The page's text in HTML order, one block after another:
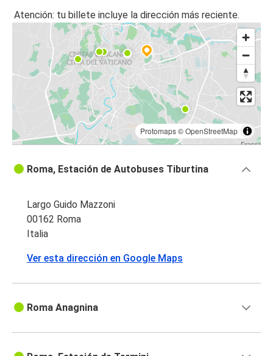
Atención: tu billete incluye la dirección más reciente.
Protomaps©OpenStreetMap
Roma, Estación de Autobuses Tiburtina
Largo Guido Mazzoni
00162 Roma
Italia
Ver esta dirección en Google Maps
Roma Anagnina